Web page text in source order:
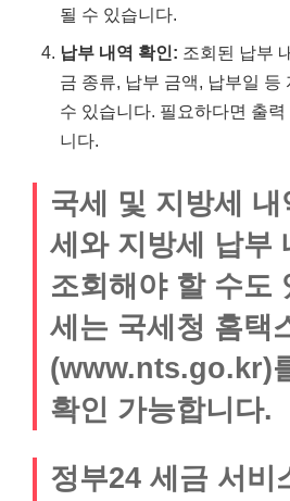
될 수 있습니다.
납부 내역 확인: 조회된 납부
금 종류, 납부 금액, 납부일 등
수 있습니다. 필요하다면 출
니다.
국세 및 지방세 내
세와 지방세 납부
조회해야 할 수도
세는 국세청 홈택
(www.nts.go.kr)
확인 가능합니다.
정부24 세금 서비